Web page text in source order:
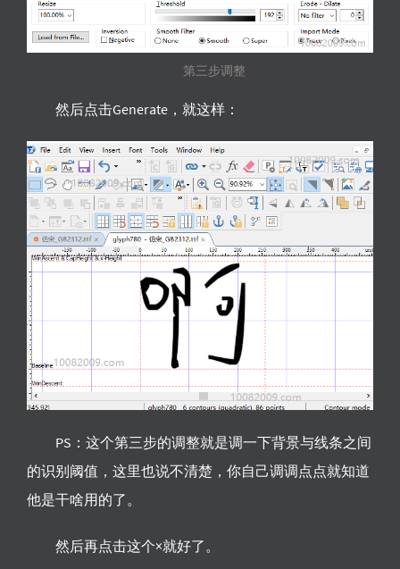
第三步调整
然后点击Generate，就这样：
PS：这个第三步的调整就是调一下背景与线条之间
的识别阈值，这里也说不清楚，你自己调调点点就知道
他是干啥用的了。
然后再点击这个×就好了。